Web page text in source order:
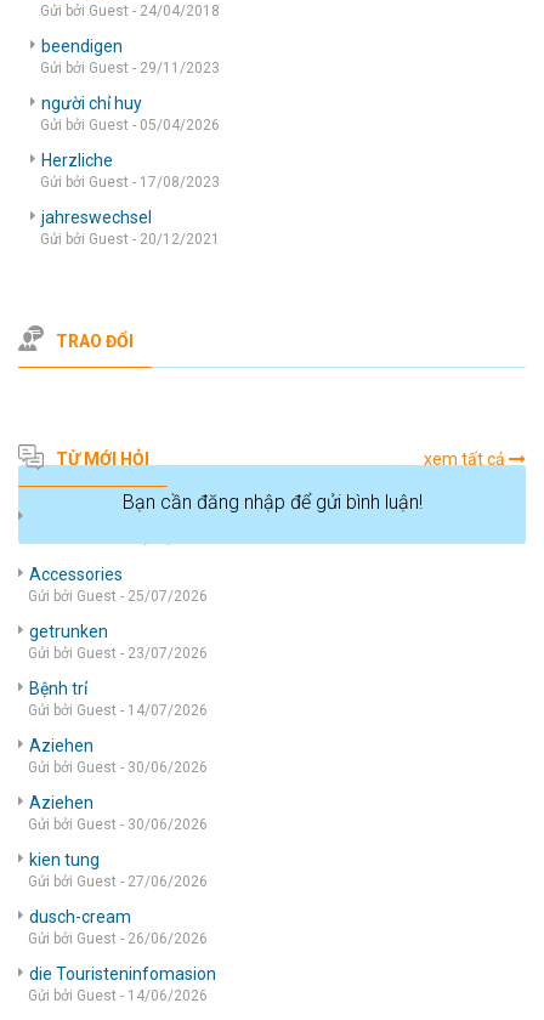
Gửi bởi Guest - 24/04/2018
beendigen
Gửi bởi Guest - 29/11/2023
người chỉ huy
Gửi bởi Guest - 05/04/2026
Herzliche
Gửi bởi Guest - 17/08/2023
jahreswechsel
Gửi bởi Guest - 20/12/2021
TRAO ĐỔI
Bạn cần đăng nhập để gửi bình luận!
TỪ MỚI HỎI xem tất cả
Accessories
Gửi bởi Guest - 25/07/2026
getrunken
Gửi bởi Guest - 23/07/2026
Bệnh trỉ
Gửi bởi Guest - 14/07/2026
Aziehen
Gửi bởi Guest - 30/06/2026
Aziehen
Gửi bởi Guest - 30/06/2026
kien tung
Gửi bởi Guest - 27/06/2026
dusch-cream
Gửi bởi Guest - 26/06/2026
die Touristeninfomasion
Gửi bởi Guest - 14/06/2026